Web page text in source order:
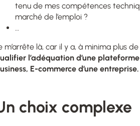
tenu de mes compétences
marché de l’emploi ?
…
m’arrête là, car il y a, à minima plus
l’adéquation d’une
E-commerce d’une entreprise.
choix complexe